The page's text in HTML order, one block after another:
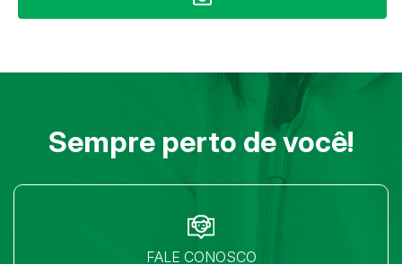
Sempre perto de você!
FALE CONOSCO